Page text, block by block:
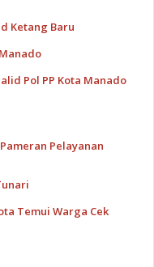
Ketang Baru
Pol PP Kota Manado
Pelayanan
Temui Warga Cek